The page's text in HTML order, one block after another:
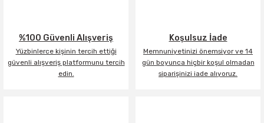
%100 Güvenli Alışveriş
Yüzbinlerce kişinin tercih ettiği
güvenli alışveriş platformunu tercih
edin.
Koşulsuz İade
Memnuniyetinizi önemsiyor ve 14
gün boyunca hiçbir koşul olmadan
siparişinizi iade alıyoruz.